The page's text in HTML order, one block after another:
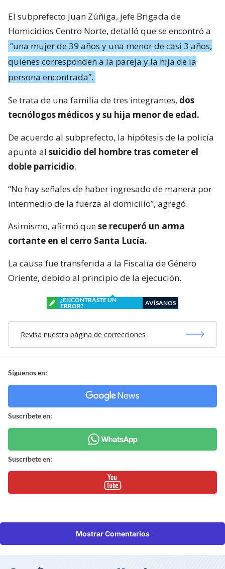
El subprefecto Juan Zúñiga, jefe Brigada de
Homicidios Centro Norte, detalló que se encontró a
“una mujer de 39 años y una menor de casi 3 años,
quienes corresponden a la pareja y la hija de la
persona encontrada”.
Se trata de una familia de tres integrantes, dos
tecnólogos médicos y su hija menor de edad.
De acuerdo al subprefecto, la hipótesis de la policía
apunta al suicidio del hombre tras cometer el
doble parricidio.
“No hay señales de haber ingresado de manera por
intermedio de la fuerza al domicilio”, agregó.
Asimismo, afirmó quese recuperó un arma
cortante en el cerro Santa Lucía.
La causa fue transferida a la Fiscalía de Género
Oriente, debido al principio de la ejecución.
¿ENCONTRASTE UN
ERROR?
AVÍSANOS
Revisa nuestra página de correcciones
Síguenos en:
Suscríbete en:
Suscríbete en:
Mostrar Comentarios